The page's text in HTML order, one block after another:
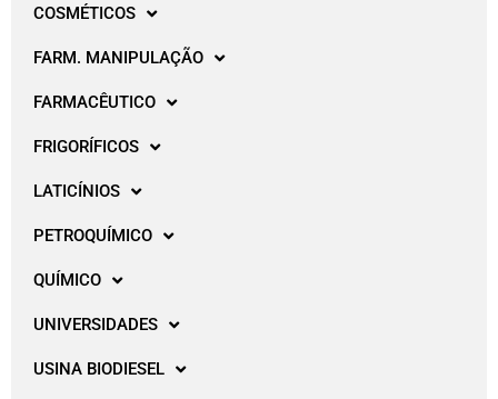
COSMÉTICOS
FARM. MANIPULAÇÃO
FARMACÊUTICO
FRIGORÍFICOS
LATICÍNIOS
PETROQUÍMICO
QUÍMICO
UNIVERSIDADES
USINA BIODIESEL